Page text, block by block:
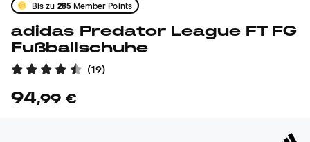
Bis zu 285Member Points
adidas Predator League FT FG
Fußballschuhe
(19)
94,99 €